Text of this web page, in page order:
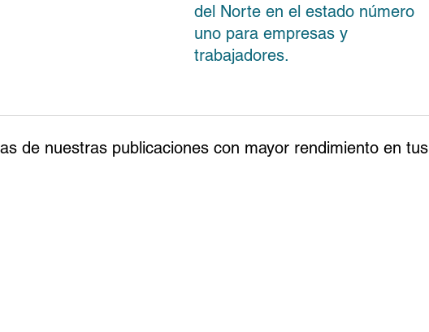
del Norte en el estado número
uno para empresas y
trabajadores.
de nuestras publicaciones con mayor rendimiento en tus